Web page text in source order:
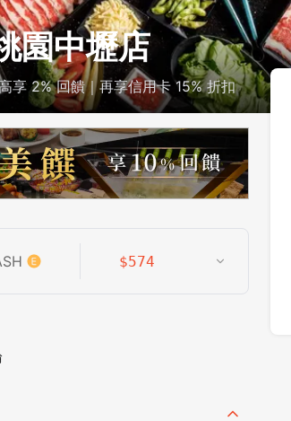
園中壢店
享 2% 回饋｜再享信用卡 15% 折扣
$574